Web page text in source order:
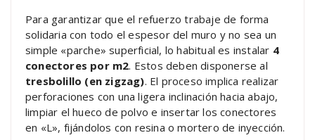
Para garantizar que el refuerzo trabaje de forma
solidaria con todo el espesor del muro y no sea un
simple «parche» superficial, lo habitual es instalar 4
conectores por m2. Estos deben disponerse al
tresbolillo (en zigzag). El proceso implica realizar
perforaciones con una ligera inclinación hacia abajo,
limpiar el hueco de polvo e insertar los conectores
en «L», fijándolos con resina o mortero de inyección.